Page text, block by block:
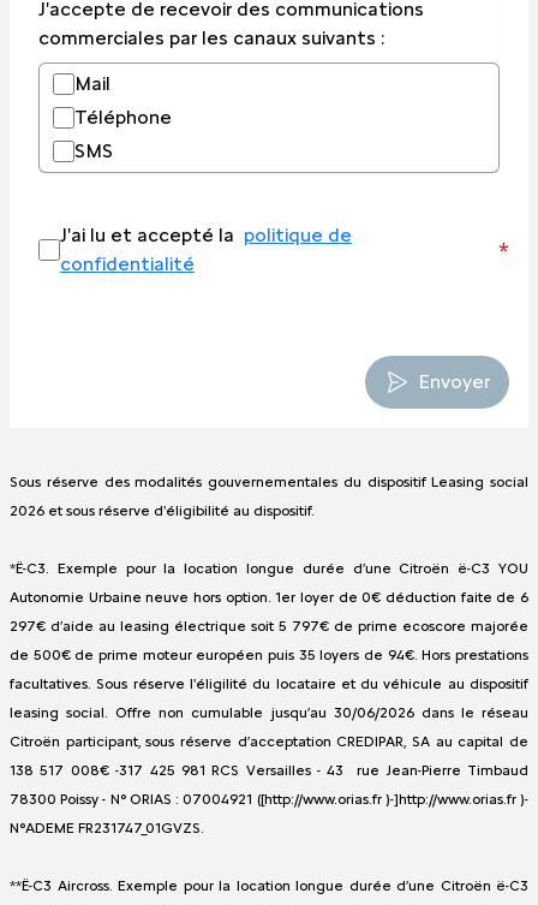
J'accepte de recevoir des communications
commerciales par les canaux suivants :
Mail
Téléphone
SMS
J'ai lu et accepté la politique de
confidentialité
*
Envoyer
Sous réserve des modalités gouvernementales du dispositif Leasing social
2026 et sous réserve d'éligibilité au dispositif.
*Ë-C3. Exemple pour la location longue durée d’une Citroën ë-C3 YOU
Autonomie Urbaine neuve hors option. 1er loyer de 0€ déduction faite de 6
297€ d’aide au leasing électrique soit 5 797€ de prime ecoscore majorée
de 500€ de prime moteur européen puis 35 loyers de 94€. Hors prestations
facultatives. Sous réserve l'éligilité du locataire et du véhicule au dispositif
leasing social. Offre non cumulable jusqu’au 30/06/2026 dans le réseau
Citroën participant, sous réserve d’acceptation CREDIPAR, SA au capital de
138 517 008€ -317 425 981 RCS Versailles - 43 rue Jean-Pierre Timbaud
78300 Poissy - N° ORIAS : 07004921 ([http://www.orias.fr )-]http://www.orias.fr )-
N°ADEME FR231747_01GVZS.
**Ë-C3 Aircross. Exemple pour la location longue durée d’une Citroën ë-C3